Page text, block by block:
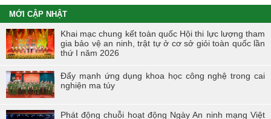
MỚI CẬP NHẬT
Khai mạc chung kết toàn quốc Hội thi lực lượng tham
gia bảo vệ an ninh, trật tự ở cơ sở giỏi toàn quốc lần
thứ I năm 2026
Đẩy mạnh ứng dụng khoa học công nghệ trong cai
nghiện ma túy
Phát động chuỗi hoạt động Ngày An ninh mạng Việt